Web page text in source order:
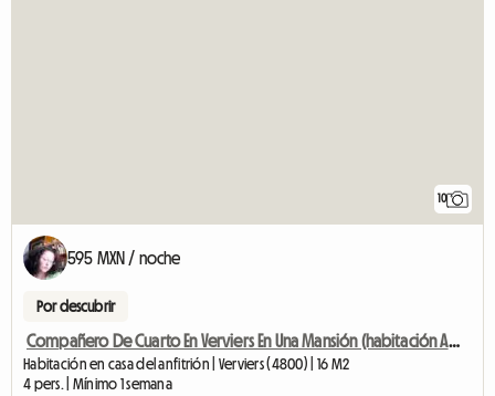
10
595 MXN / noche
Por descubrir
Compañero De Cuarto En Verviers En Una Mansión (habitación Amueblada
Habitación en casa del anfitrión | Verviers (4800) | 16 M2
4 pers. | Mínimo 1 semana